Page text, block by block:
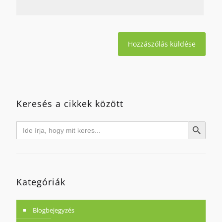
Keresés a cikkek között
Search
for: Search Button
Kategóriák
Blogbejegyzés